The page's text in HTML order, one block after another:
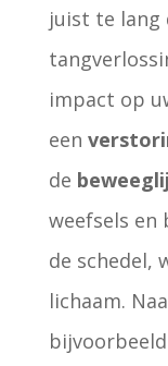
juist te lang
impact op
een
de
weefsels
de schedel,
lichaam.